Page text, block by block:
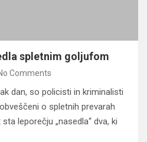
spletnim goljufom
Comments
dan, so policisti in kriminalisti
o spletnih prevarah
leporečju „nasedla“ dva, ki